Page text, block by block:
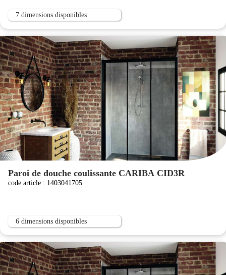
7 dimensions disponibles
Paroi de douche coulissante CARIBA CID3R
code article : 1403041705
6 dimensions disponibles